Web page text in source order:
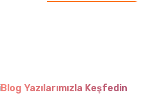
Blog Yazılarımızla Keşfedin